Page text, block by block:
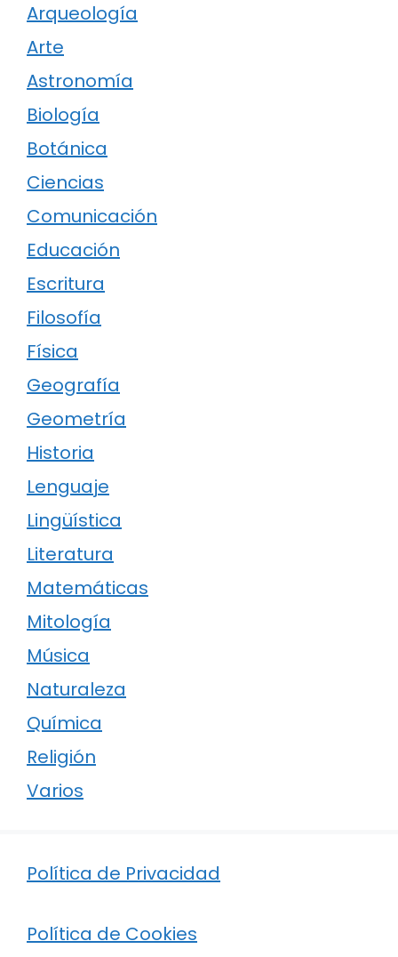
Arqueología
Arte
Astronomía
Biología
Botánica
Ciencias
Comunicación
Educación
Escritura
Filosofía
Física
Geografía
Geometría
Historia
Lenguaje
Lingüística
Literatura
Matemáticas
Mitología
Música
Naturaleza
Química
Religión
Varios
Política de Privacidad
Política de Cookies